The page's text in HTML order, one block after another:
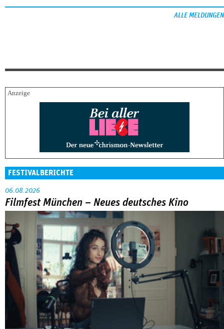
ALLE MELDUNGEN
FESTIVALBERICHTE
06.08.2026
Filmfest München – Neues deutsches Kino